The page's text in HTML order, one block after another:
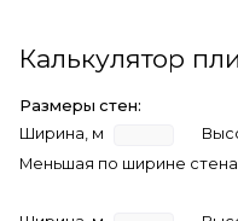
Калькулятор
Размеры стен:
Ширина, м
Меньшая по ширине стена